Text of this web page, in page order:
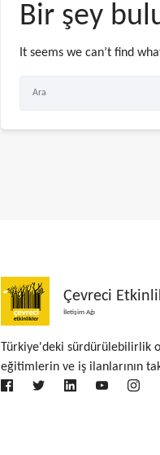
Bir şey
It seems we can’t find
Çevreci
İletişim Ağı
Türkiye'deki sürdürülebilirlik
eğitimlerin ve iş ilanlarının